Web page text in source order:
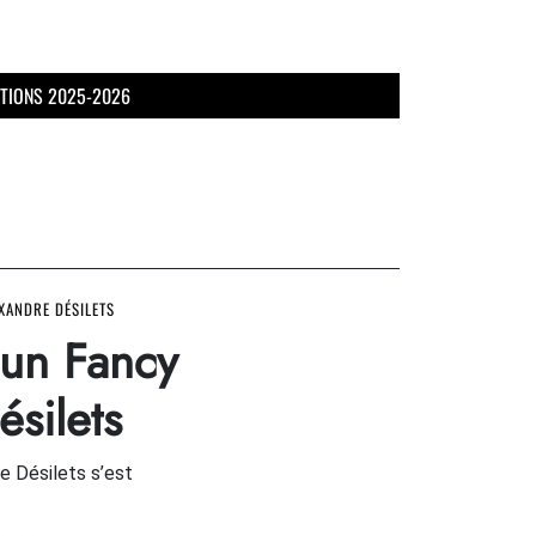
2025-2026
DÉSILETS
Fancy
Désilets s’est